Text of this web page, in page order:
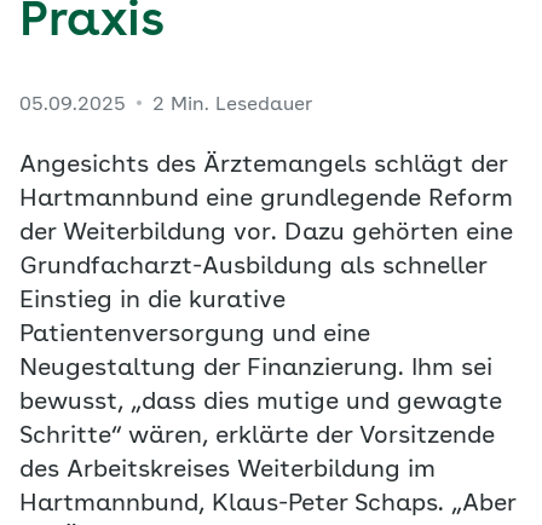
Praxis
05.09.2025 2 Min. Lesedauer
Angesichts des Ärztemangels schlägt der
Hartmannbund eine grundlegende Reform
der Weiterbildung vor. Dazu gehörten eine
Grundfacharzt-Ausbildung als schneller
Einstieg in die kurative
Patientenversorgung und eine
Neugestaltung der Finanzierung. Ihm sei
bewusst, „dass dies mutige und gewagte
Schritte“ wären, erklärte der Vorsitzende
des Arbeitskreises Weiterbildung im
Hartmannbund, Klaus-Peter Schaps. „Aber